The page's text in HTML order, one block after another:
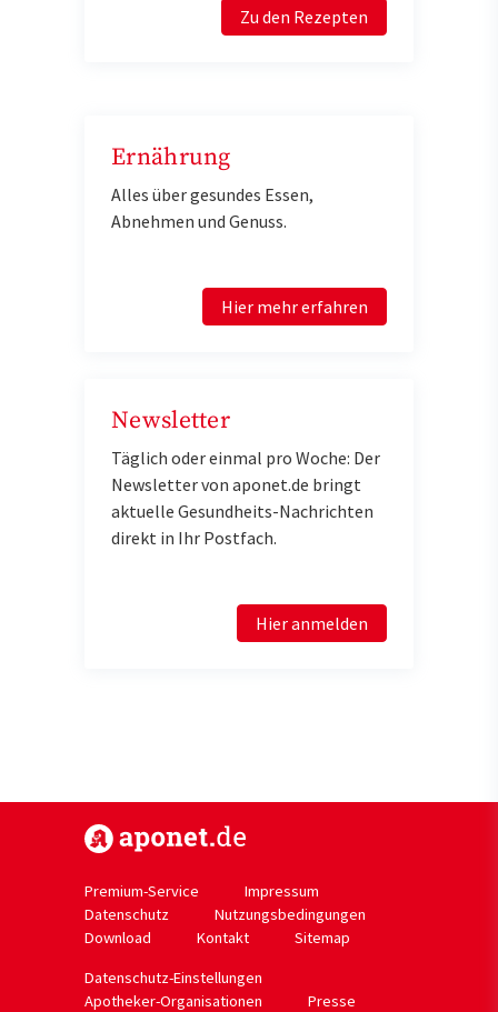
Zu den Rezepten
Ernährung
Alles über gesundes Essen,
Abnehmen und Genuss.
Hier mehr erfahren
Newsletter
Täglich oder einmal pro Woche: Der
Newsletter von aponet.de bringt
aktuelle Gesundheits-Nachrichten
direkt in Ihr Postfach.
Hier anmelden
Premium-Service
Impressum
Datenschutz
Nutzungsbedingungen
Download
Kontakt
Sitemap
Datenschutz-Einstellungen
Apotheker-Organisationen
Presse